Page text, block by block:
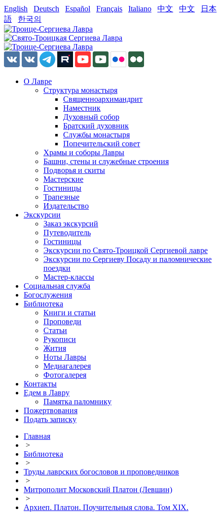
English Deutsch Español Français Italiano 中文 中文
日本
語
한국의
О Лавре
Структура монастыря
Священноархимандрит
Наместник
Духовный собор
Братский духовник
Службы монастыря
Попечительский совет
Храмы и соборы Лавры
Башни, стены и служебные строения
Подворья и скиты
Мастерские
Гостиницы
Трапезные
Издательство
Экскурсии
Заказ экскурсий
Путеводитель
Гостиницы
Экскурсии по Свято-Троицкой Сергиевой лавре
Экскурсии по Сергиеву Посаду и паломнические
поездки
Мастер-классы
Социальная служба
Богослужения
Библиотека
Книги и статьи
Проповеди
Статьи
Рукописи
Жития
Ноты Лавры
Медиагалерея
Фотогалерея
Контакты
Едем в Лавру
Памятка паломнику
Пожертвования
Подать записку
Главная
>
Библиотека
>
Труды лаврских богословов и проповедников
>
Митрополит Московский Платон (Левшин)
>
Архиеп. Платон. Поучительныя слова. Том XIX.